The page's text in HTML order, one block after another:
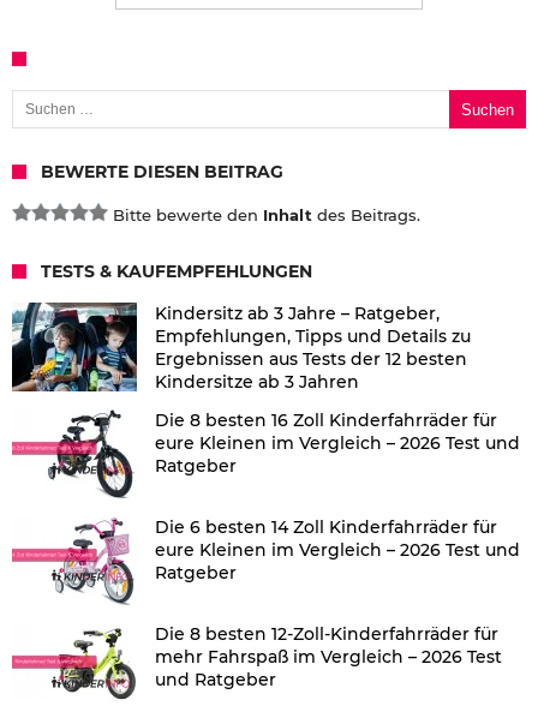
Suchen nach:
BEWERTE DIESEN BEITRAG
Bitte bewerte den Inhalt des Beitrags.
TESTS & KAUFEMPFEHLUNGEN
Kindersitz ab 3 Jahre – Ratgeber,
Empfehlungen, Tipps und Details zu
Ergebnissen aus Tests der 12 besten
Kindersitze ab 3 Jahren
Die 8 besten 16 Zoll Kinderfahrräder für
eure Kleinen im Vergleich – 2026 Test und
Ratgeber
Die 6 besten 14 Zoll Kinderfahrräder für
eure Kleinen im Vergleich – 2026 Test und
Ratgeber
Die 8 besten 12-Zoll-Kinderfahrräder für
mehr Fahrspaß im Vergleich – 2026 Test
und Ratgeber